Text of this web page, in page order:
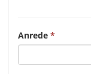
Anrede